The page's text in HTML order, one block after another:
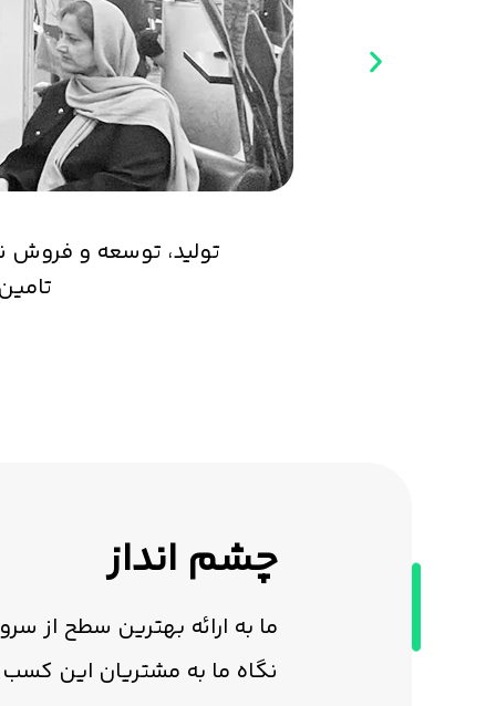
تولید، توسعه و فروش
چشم انداز
ما به ارائه بهترین سطح از
نگاه ما به مشتریان این کسب